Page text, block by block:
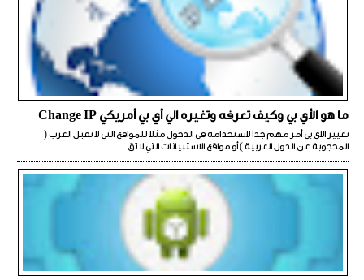
ما هو الأي بي وكيف تعرفه وتغيره الي أي بي أمريكي Change IP
تغيير الاي بي أمر مهم جدا لاستخدامه في الدخول مثلا للمواقع التي لا تقبل العرب (
المحجوبة عن الدول العربية ) أو مواقع الاستبيانات التي لا تق...